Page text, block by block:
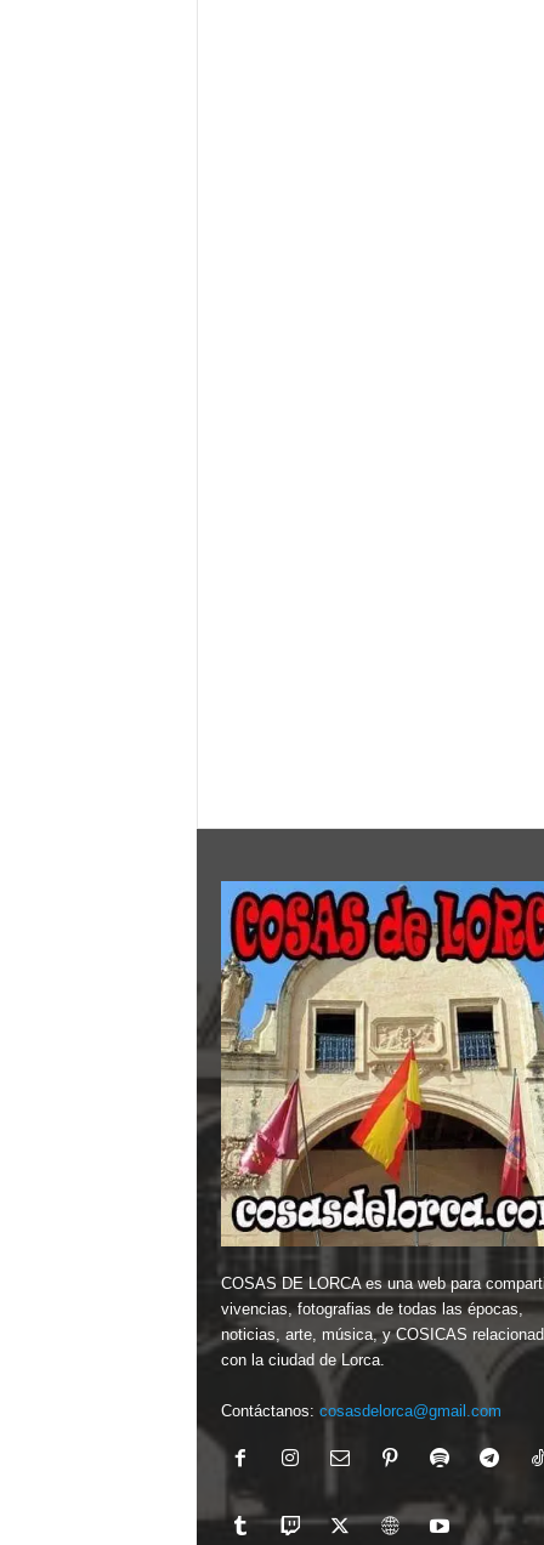
COSAS DE LORCA es una web para
vivencias, fotografias de todas las épocas,
noticias, arte, música, y COSICAS
con la ciudad de Lorca.
Contáctanos: cosasdelorca@gmail.com